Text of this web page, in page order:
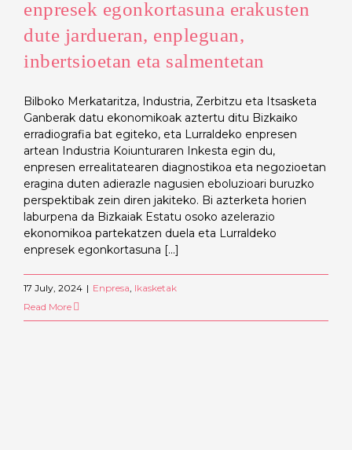
enpresek egonkortasuna erakusten
dute jardueran, enpleguan,
inbertsioetan eta salmentetan
Bilboko Merkataritza, Industria, Zerbitzu eta Itsasketa
Ganberak datu ekonomikoak aztertu ditu Bizkaiko
erradiografia bat egiteko, eta Lurraldeko enpresen
artean Industria Koiunturaren Inkesta egin du,
enpresen errealitatearen diagnostikoa eta negozioetan
eragina duten adierazle nagusien eboluzioari buruzko
perspektibak zein diren jakiteko. Bi azterketa horien
laburpena da Bizkaiak Estatu osoko azelerazio
ekonomikoa partekatzen duela eta Lurraldeko
enpresek egonkortasuna [...]
17 July, 2024 | Enpresa, Ikasketak
Read More